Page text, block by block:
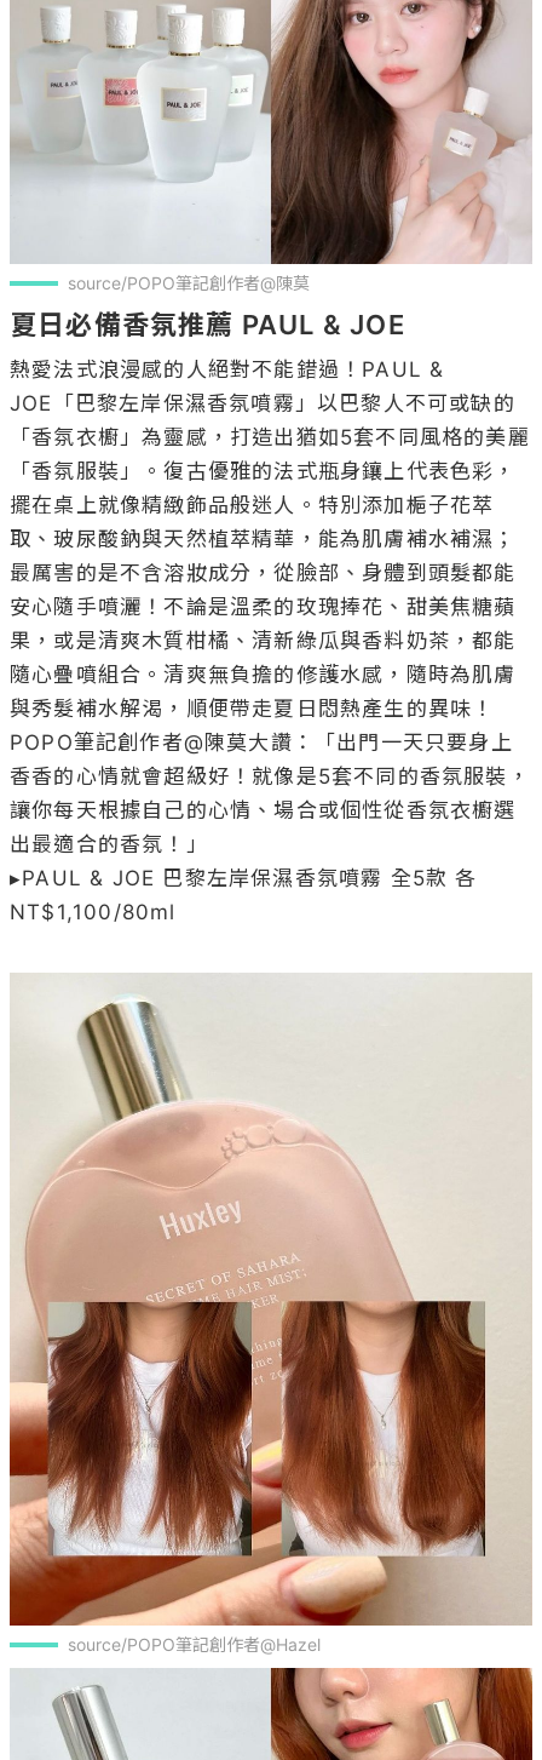
source/POPO筆記創作者@陳莫
夏日必備香氛推薦 PAUL & JOE
熱愛法式浪漫感的人絕對不能錯過！PAUL &
JOE「巴黎左岸保濕香氛噴霧」以巴黎人不可或缺的
「香氛衣櫥」為靈感，打造出猶如5套不同風格的美麗
「香氛服裝」。復古優雅的法式瓶身鑲上代表色彩，
擺在桌上就像精緻飾品般迷人。特別添加梔子花萃
取、玻尿酸鈉與天然植萃精華，能為肌膚補水補濕；
最厲害的是不含溶妝成分，從臉部、身體到頭髮都能
安心隨手噴灑！不論是溫柔的玫瑰捧花、甜美焦糖蘋
果，或是清爽木質柑橘、清新綠瓜與香料奶茶，都能
隨心疊噴組合。清爽無負擔的修護水感，隨時為肌膚
與秀髮補水解渴，順便帶走夏日悶熱產生的異味！
POPO筆記創作者@陳莫大讚：「出門一天只要身上
香香的心情就會超級好！就像是5套不同的香氛服裝，
讓你每天根據自己的心情、場合或個性從香氛衣櫥選
出最適合的香氛！」
▸PAUL & JOE 巴黎左岸保濕香氛噴霧 全5款 各
NT$1,100/80ml
source/POPO筆記創作者@Hazel